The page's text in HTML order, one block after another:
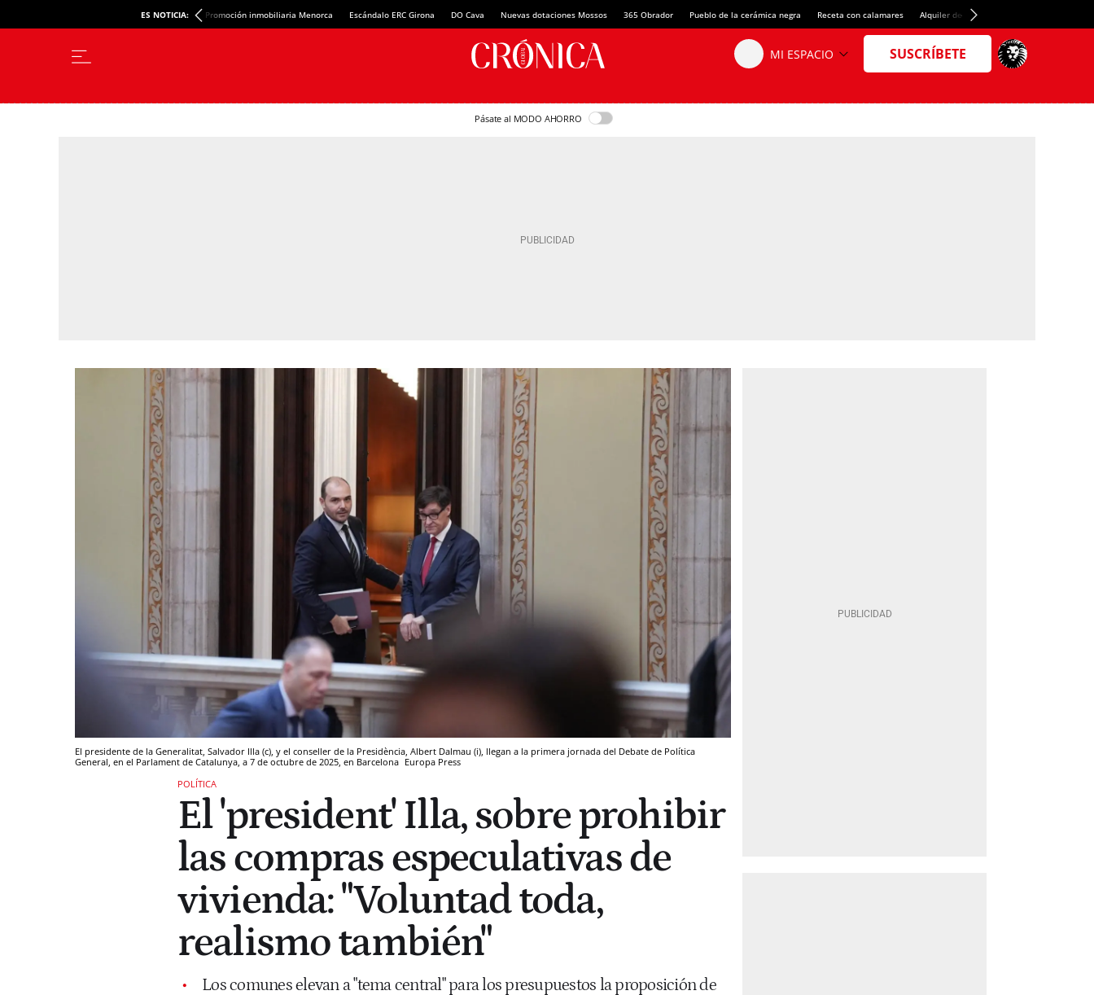
ES NOTICIA: Promoción inmobiliaria Menorca Escándalo ERC Girona DO Cava Nuevas dotaciones Mossos 365 Obrador Pueblo de la cerámica negra Receta con calamares Alquiler de habitaciones en España
Pásate al MODO AHORRO
El presidente de la Generalitat, Salvador Illa (c), y el conseller de la Presidència, Albert Dalmau (i), llegan a la primera jornada del Debate de Política
General, en el Parlament de Catalunya, a 7 de octubre de 2025, en Barcelona Europa Press
POLÍTICA
El 'president' Illa, sobre prohibir
las compras especulativas de
vivienda: "Voluntad toda,
realismo también"
Los comunes elevan a "tema central" para los presupuestos la proposición de